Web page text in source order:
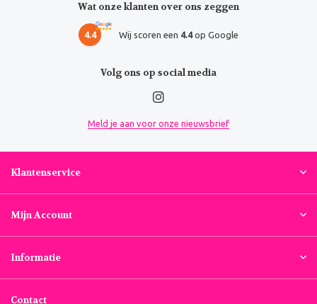
Wat onze klanten over ons zeggen
4.4 Wij scoren een 4.4op Google
Volg ons op social media
Meld je aan voor onze nieuwsbrief
Klantenservice
Mijn Account
Informatie
Contact